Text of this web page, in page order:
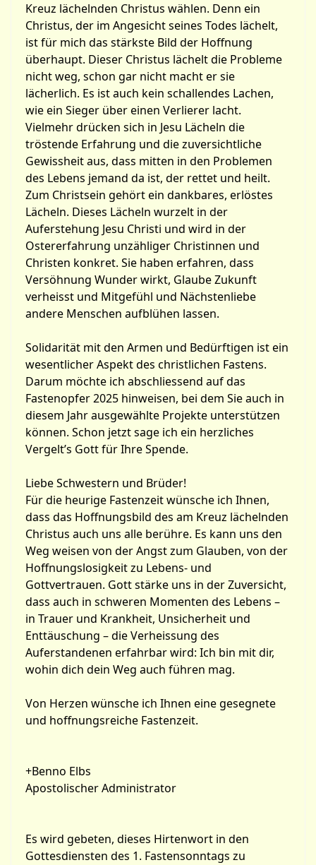
Kreuz lächelnden Christus wählen. Denn ein
Christus, der im Angesicht seines Todes lächelt,
ist für mich das stärkste Bild der Hoffnung
überhaupt. Dieser Christus lächelt die Probleme
nicht weg, schon gar nicht macht er sie
lächerlich. Es ist auch kein schallendes Lachen,
wie ein Sieger über einen Verlierer lacht.
Vielmehr drücken sich in Jesu Lächeln die
tröstende Erfahrung und die zuversichtliche
Gewissheit aus, dass mitten in den Problemen
des Lebens jemand da ist, der rettet und heilt.
Zum Christsein gehört ein dankbares, erlöstes
Lächeln. Dieses Lächeln wurzelt in der
Auferstehung Jesu Christi und wird in der
Ostererfahrung unzähliger Christinnen und
Christen konkret. Sie haben erfahren, dass
Versöhnung Wunder wirkt, Glaube Zukunft
verheisst und Mitgefühl und Nächstenliebe
andere Menschen aufblühen lassen.
Solidarität mit den Armen und Bedürftigen ist ein
wesentlicher Aspekt des christlichen Fastens.
Darum möchte ich abschliessend auf das
Fastenopfer 2025 hinweisen, bei dem Sie auch in
diesem Jahr ausgewählte Projekte unterstützen
können. Schon jetzt sage ich ein herzliches
Vergelt’s Gott für Ihre Spende.
Liebe Schwestern und Brüder!
Für die heurige Fastenzeit wünsche ich Ihnen,
dass das Hoffnungsbild des am Kreuz lächelnden
Christus auch uns alle berühre. Es kann uns den
Weg weisen von der Angst zum Glauben, von der
Hoffnungslosigkeit zu Lebens- und
Gottvertrauen. Gott stärke uns in der Zuversicht,
dass auch in schweren Momenten des Lebens –
in Trauer und Krankheit, Unsicherheit und
Enttäuschung – die Verheissung des
Auferstandenen erfahrbar wird: Ich bin mit dir,
wohin dich dein Weg auch führen mag.
Von Herzen wünsche ich Ihnen eine gesegnete
und hoffnungsreiche Fastenzeit.
+Benno Elbs
Apostolischer Administrator
Es wird gebeten, dieses Hirtenwort in den
Gottesdiensten des 1. Fastensonntags zu